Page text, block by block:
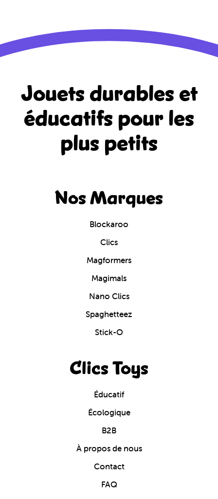
Jouets durables et
éducatifs pour les
plus petits
Nos Marques
Blockaroo
Clics
Magformers
Magimals
Nano Clics
Spaghetteez
Stick-O
Clics Toys
Éducatif
Écologique
B2B
À propos de nous
Contact
FAQ